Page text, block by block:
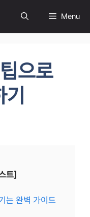
Menu
으로
트]
는 완벽 가이드